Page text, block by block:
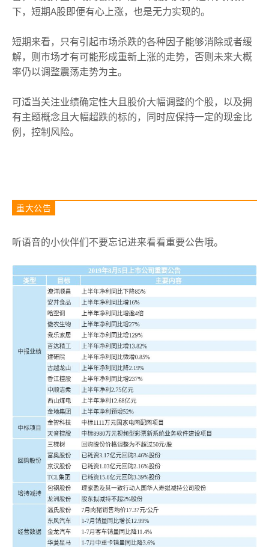
下，短期A股即便有心上涨，也是无力实现的。
短期来看，只有引起市场杀跌的各种因子能够消除或者缓
解，则市场才有可能形成重新上涨的走势，否则未来大概
率仍以调整震荡走势为主。
可适当关注业绩确定性大且股价大幅调整的个股，以及拥
有主题概念且大幅超跌的标的，同时应保持一定的现金比
例，控制风险。
重大公告
听语音的小伙伴们不要忘记进来看看重要公告哦。